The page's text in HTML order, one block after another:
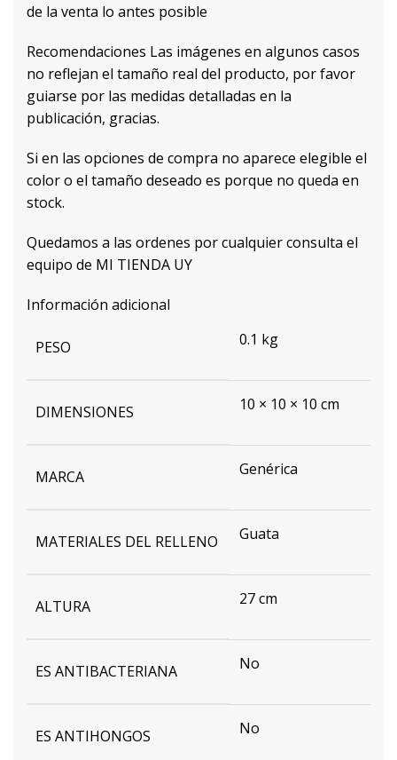
de la venta lo antes posible
Recomendaciones Las imágenes en algunos casos
no reflejan el tamaño real del producto, por favor
guiarse por las medidas detalladas en la
publicación, gracias.
Si en las opciones de compra no aparece elegible el
color o el tamaño deseado es porque no queda en
stock.
Quedamos a las ordenes por cualquier consulta el
equipo de MI TIENDA UY
Información adicional
PESO 0.1 kg
DIMENSIONES 10 × 10 × 10 cm
MARCA Genérica
MATERIALES DEL RELLENO Guata
ALTURA 27 cm
ES ANTIBACTERIANA No
ES ANTIHONGOS No